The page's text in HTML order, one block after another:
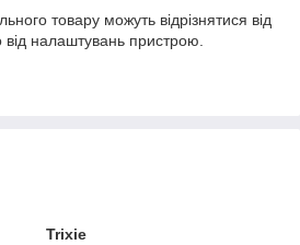
товару можуть відрізнятися від
налаштувань пристрою.
Trixie